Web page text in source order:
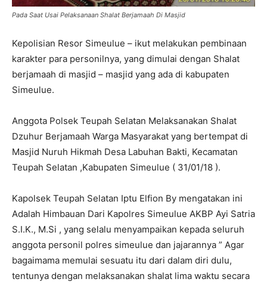
Pada Saat Usai Pelaksanaan Shalat Berjamaah Di Masjid
Kepolisian Resor Simeulue – ikut melakukan pembinaan
karakter para personilnya, yang dimulai dengan Shalat
berjamaah di masjid – masjid yang ada di kabupaten
Simeulue.
Anggota Polsek Teupah Selatan Melaksanakan Shalat
Dzuhur Berjamaah Warga Masyarakat yang bertempat di
Masjid Nuruh Hikmah Desa Labuhan Bakti, Kecamatan
Teupah Selatan ,Kabupaten Simeulue ( 31/01/18 ).
Kapolsek Teupah Selatan Iptu Elfion By mengatakan ini
Adalah Himbauan Dari Kapolres Simeulue AKBP Ayi Satria
S.I.K., M.Si , yang selalu menyampaikan kepada seluruh
anggota personil polres simeulue dan jajarannya ” Agar
bagaimama memulai sesuatu itu dari dalam diri dulu,
tentunya dengan melaksanakan shalat lima waktu secara